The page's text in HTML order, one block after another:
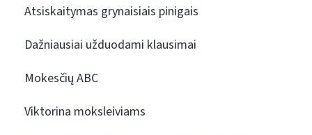
Atsiskaitymas grynaisiais pinigais
Dažniausiai užduodami klausimai
Mokesčių ABC
Viktorina moksleiviams